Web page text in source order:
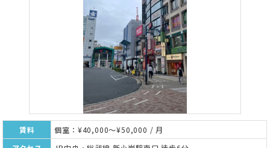
賃料
個室：¥40,000～¥50,000 / 月